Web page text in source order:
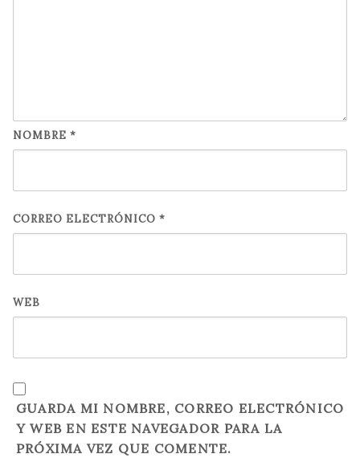
NOMBRE *
CORREO ELECTRÓNICO *
WEB
GUARDA MI NOMBRE, CORREO ELECTRÓNICO
Y WEB EN ESTE NAVEGADOR PARA LA
PRÓXIMA VEZ QUE COMENTE.